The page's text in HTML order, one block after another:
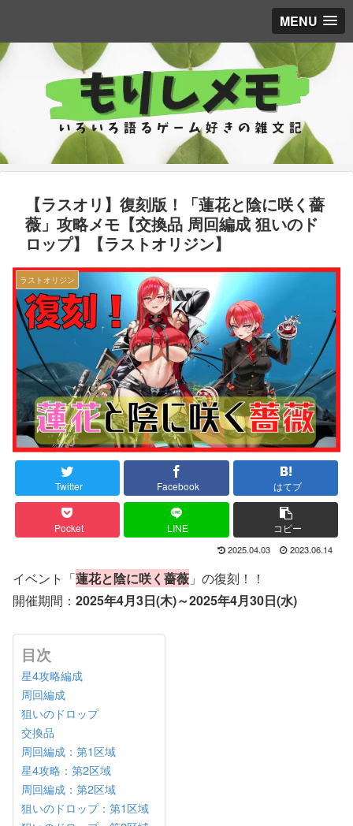
MENU
【ラスオリ】復刻版！「蓮花と陰に咲く薔
薇」攻略メモ【交換品 周回編成 狙いのド
ロップ】【ラストオリジン】
ラストオリジン
Twitter Facebook はてブ
Pocket LINE コピー
2025.04.03 2023.06.14
イベント「蓮花と陰に咲く薔薇 」の復刻！！
開催期間： 2025年4月3日(木)～2025年4月30日(水)
目次
星4攻略編成
周回編成
狙いのドロップ
交換品
周回編成：第1区域
星4攻略：第2区域
周回編成：第2区域
狙いのドロップ：第1区域